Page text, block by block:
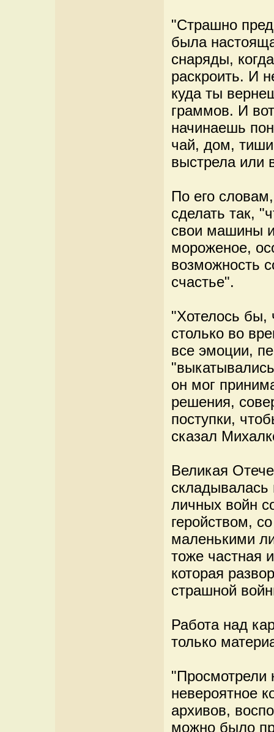
"Страшно
была
снаряды,
раскроить. И
куда ты
граммов. И
начинаешь
чай, дом,
выстрела или
По его
сделать так,
свои машины
мороженое,
возможность
счастье".
"Хотелось бы,
столько во
все эмоции,
он мог
решения,
поступки,
сказал
Великая
личных войн
геройством,
маленькими
тоже частная
которая
страшной
Работа над
только
"Просмотрели
невероятное
архивов,
можно было